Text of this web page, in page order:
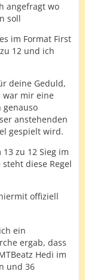
angefragt wo
soll
im Format First
12 und ich
deine Geduld,
war mir eine
genauso
anstehenden
gespielt wird.
zu 12 Sieg im
diese Regel
offiziell
ein
ergab, dass
Hedi im
und 36